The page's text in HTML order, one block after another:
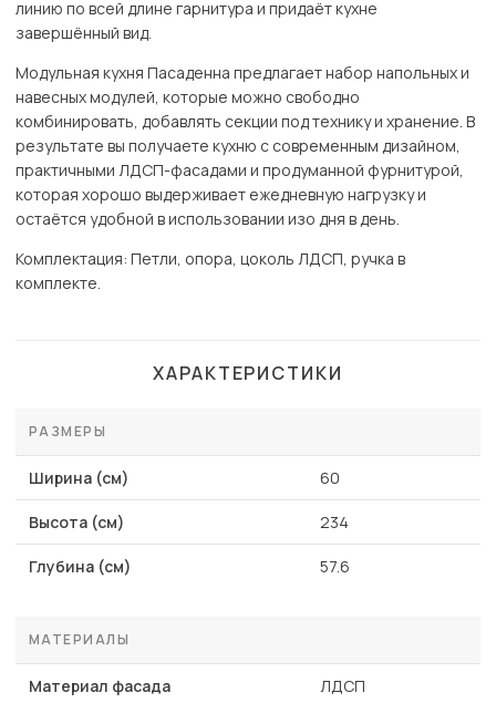
линию по всей длине гарнитура и придаёт кухне
завершённый вид.
Модульная кухня Пасаденна предлагает набор напольных и
навесных модулей, которые можно свободно
комбинировать, добавлять секции под технику и хранение. В
результате вы получаете кухню с современным дизайном,
практичными ЛДСП-фасадами и продуманной фурнитурой,
которая хорошо выдерживает ежедневную нагрузку и
остаётся удобной в использовании изо дня в день.
Комплектация: Петли, опора, цоколь ЛДСП, ручка в
комплекте.
ХАРАКТЕРИСТИКИ
РАЗМЕРЫ
Ширина (см) 60
Высота (см) 234
Глубина (см) 57.6
МАТЕРИАЛЫ
Материал фасада ЛДСП